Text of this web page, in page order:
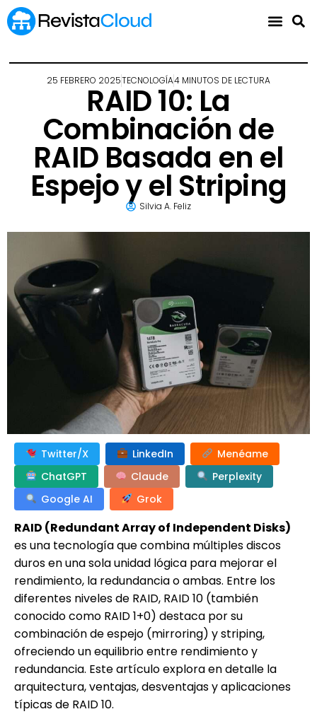
25 FEBRERO 2025TECNOLOGÍA4 MINUTOS DE LECTURA
RAID 10: La
Combinación de
RAID Basada en el
Espejo y el Striping
Silvia A. Feliz
Twitter/X LinkedIn
Menéame
ChatGPT
Claude
Perplexity
Google AI
Grok
RAID (Redundant Array of Independent Disks)
es una tecnología que combina múltiples discos
duros en una sola unidad lógica para mejorar el
rendimiento, la redundancia o ambas. Entre los
diferentes niveles de RAID, RAID 10 (también
conocido como RAID 1+0) destaca por su
combinación de espejo (mirroring) y striping,
ofreciendo un equilibrio entre rendimiento y
redundancia. Este artículo explora en detalle la
arquitectura, ventajas, desventajas y aplicaciones
típicas de RAID 10.